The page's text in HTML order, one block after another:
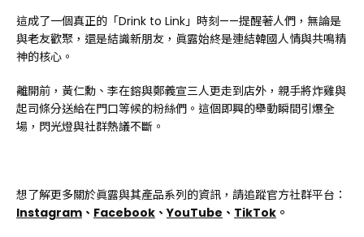
這成了一個真正的「Drink to Link」時刻——提醒著人們，無論是
與老友歡聚，還是結識新朋友，眞露始終是連結韓國人情與共鳴精
神的核心。
離開前，黃仁勳、李在鎔與鄭義宣三人更走到店外，親手將炸雞與
起司條分送給在門口等候的粉絲們。這個即興的舉動瞬間引爆全
場，閃光燈與社群熱議不斷。
想了解更多關於眞露與其產品系列的資訊，請追蹤官方社群平台：
Instagram 、 Facebook 、YouTube 、 TikTok 。